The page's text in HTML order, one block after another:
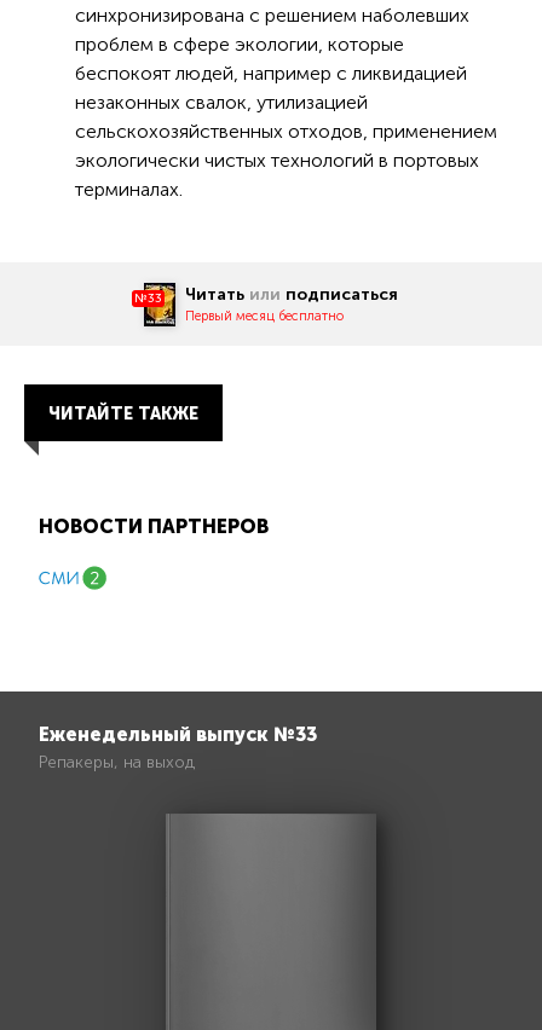
синхронизирована с решением наболевших
проблем в сфере экологии, которые
беспокоят людей, например с ликвидацией
незаконных свалок, утилизацией
сельскохозяйственных отходов, применением
экологически чистых технологий в портовых
терминалах.
№33 Читать или подписаться
Первый месяц бесплатно
ЧИТАЙТЕ ТАКЖЕ
НОВОСТИ ПАРТНЕРОВ
Еженедельный выпуск №33
Репакеры, на выход